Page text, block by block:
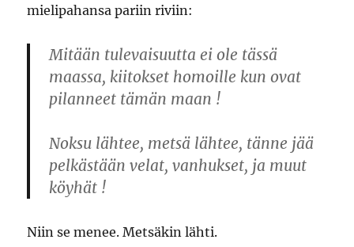
mielipahansa pariin riviin:
Mitään tulevaisuutta ei ole tässä
maassa, kiitokset homoille kun ovat
pilanneet tämän maan !
Noksu lähtee, metsä lähtee, tänne jää
pelkästään velat, vanhukset, ja muut
köyhät !
Niin se menee. Metsäkin lähti.